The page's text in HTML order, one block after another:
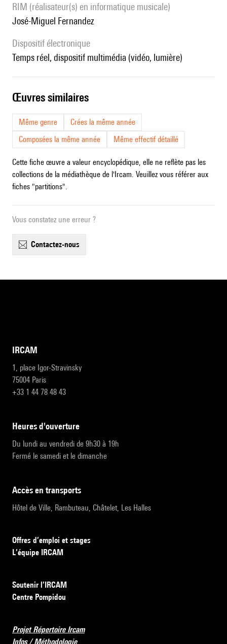
RIM (réalisateur(s) en informatique musicale)
José-Miguel Fernandez
Dispositif électronique
temps réel, dispositif multimédia (vidéo, lumière)
œuvres similaires
Même genre
Crées la même année
Composées la même année
Même effectif détaillé
Cette fiche œuvre a valeur encyclopédique, elle ne reflète pas les
collections de la médiathèque de l'Ircam. Veuillez vous référer aux
fiches "partitions".
Vous constatez une erreur ?
contactez-nous
IRCAM
1, place Igor-Stravinsky
75004 Paris
+33 1 44 78 48 43
heures d'ouverture
Du lundi au vendredi de 9h30 à 19h
Fermé le samedi et le dimanche
accès en transports
Hôtel de Ville, Rambuteau, Châtelet, Les Halles
Offres d’emploi et stages
L’équipe IRCAM
Soutenir l’IRCAM
Centre Pompidou
Projet Répertoire Ircam
Infos / Méthodologie